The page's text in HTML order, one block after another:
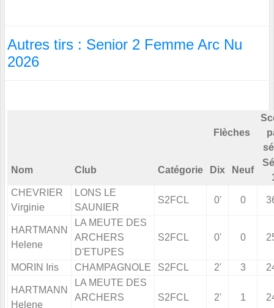
Autres tirs : Senior 2 Femme Arc Nu
2026
Flèches
Nom Club Catégorie Dix Neuf
CHEVRIER
Virginie
LONS LE
SAUNIER
S2FCL 0' 0
HARTMANN
Helene
LA MEUTE DES
ARCHERS
D'ETUPES
S2FCL 0' 0
MORIN Iris CHAMPAGNOLE S2FCL 2' 3
HARTMANN
Helene
LA MEUTE DES
ARCHERS
S2FCL 2' 1